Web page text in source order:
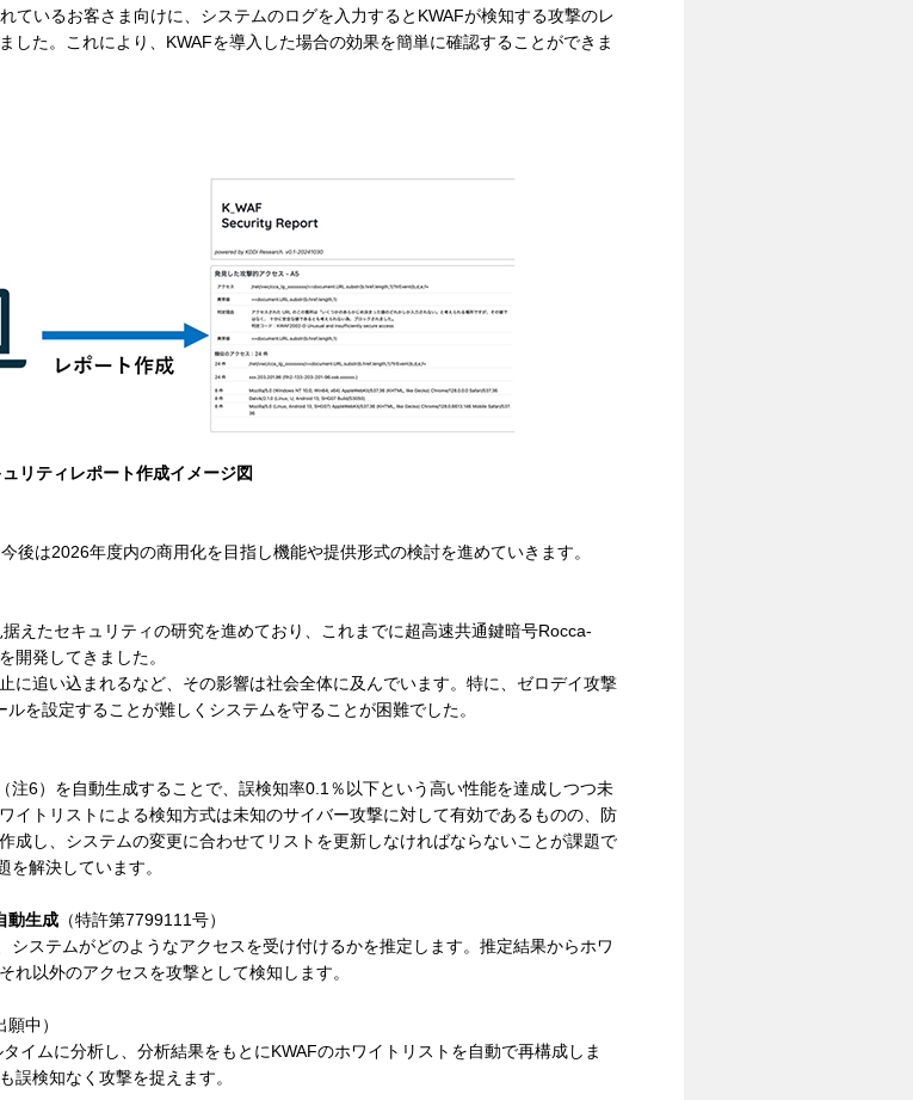
ているお客さま向けに、システムのログを入力するとKWAFが検知する攻撃のレ
した。これにより、KWAFを導入した場合の効果を簡単に確認することができま
リティレポート作成イメージ図
後は2026年度内の商用化を目指し機能や提供形式の検討を進めていきます。
えたセキュリティの研究を進めており、これまでに超高速共通鍵暗号Rocca-
開発してきました。
に追い込まれるなど、その影響は社会全体に及んでいます。特に、ゼロデイ攻撃
を設定することが難しくシステムを守ることが困難でした。
注6）を自動生成することで、誤検知率0.1％以下という高い性能を達成しつつ未
イトリストによる検知方式は未知のサイバー攻撃に対して有効であるものの、防
成し、システムの変更に合わせてリストを更新しなければならないことが課題で
を解決しています。
動生成 （特許第7799111号）
ステムがどのようなアクセスを受け付けるかを推定します。推定結果からホワ
以外のアクセスを攻撃として検知します。
願中）
イムに分析し、分析結果をもとにKWAFのホワイトリストを自動で再構成しま
誤検知なく攻撃を捉えます。